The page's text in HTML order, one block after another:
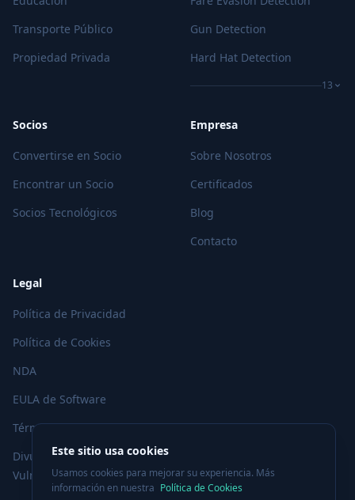
Este sitio usa cookies
Usamos cookies para mejorar su experiencia. Más
información en nuestra Política de Cookies
Transporte Público
Propiedad Privada
Gun Detection
Hard Hat Detection
13
Socios
Convertirse en Socio
Encontrar un Socio
Socios Tecnológicos
Empresa
Sobre Nosotros
Certificados
Blog
Contacto
Legal
Política de Privacidad
Política de Cookies
NDA
EULA de Software
Términos de Uso
Divulgación de
Vulnerabilidades